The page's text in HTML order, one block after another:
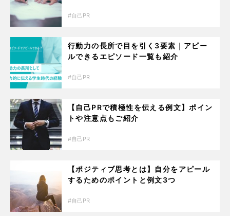
自己PR
行動力の長所で目を引く3要素｜アピー
ルできるエピソード一覧も紹介
自己PR
【自己PRで積極性を伝える例文】ポイン
トや注意点もご紹介
自己PR
【ポジティブ思考とは】自分をアピール
するためのポイントと例文3つ
自己PR